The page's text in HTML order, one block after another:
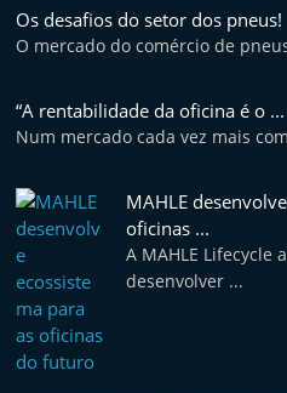
Os desafios do setor dos pneus!
O mercado do comércio de
“A rentabilidade da oficina é o ...
Num mercado cada vez mais
MAHLE
oficinas ...
A MAHLE Lifecycle
desenvolver ...